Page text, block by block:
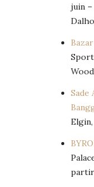
juin
Sade